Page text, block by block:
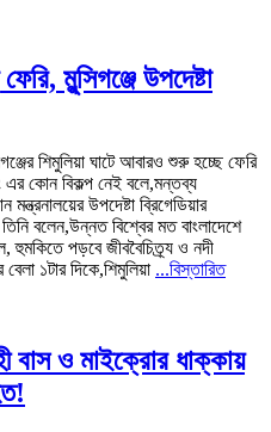
মুন্সিগঞ্জে উপদেষ্টা
শিমুলিয়া ঘাটে আবারও শুরু হচ্ছে ফেরি
এর কোন বিকল্প নেই বলে,মন্তব্য
উপদেষ্টা ব্রিগেডিয়ার
বলেন,উন্নত বিশ্বের মত বাংলাদেশে
হুমকিতে পড়বে জীববৈচিত্র্য ও নদী
১টার দিকে,শিমুলিয়া ...বিস্তারিত
বাস ও মাইক্রোর ধাক্কায়